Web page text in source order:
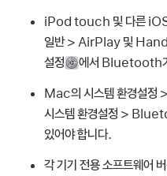
iPod touch 및 다른
일반 > AirPlay 및
설정
에서 Bluetooth
Mac의 시스템 환경설정
시스템 환경설정 >
있어야 합니다.
각 기기 전용 소프트웨